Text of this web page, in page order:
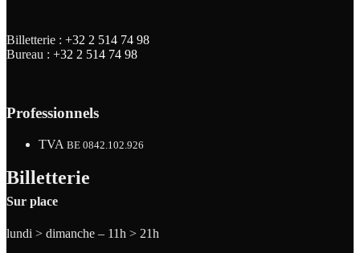
Billetterie : +32 2 514 74 98
Bureau : +32 2 514 74 98
Professionnels
TVA BE 0842.102.926
Billetterie
Sur place
lundi > dimanche – 11h > 21h